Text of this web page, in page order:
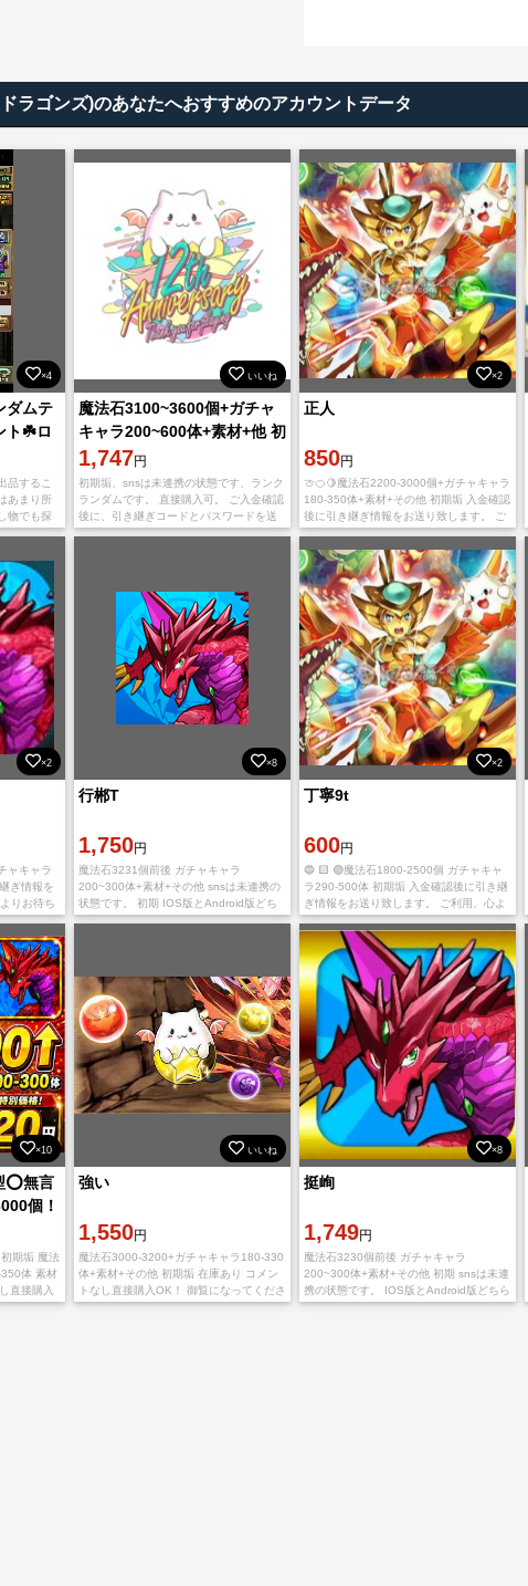
ラゴンズ)のあなたへおすすめのアカウントデータ
×4
ダムテ
ト☘️ロ
品するこ
あまり所
物でも探
！ モンス
いいね
魔法石3100~3600個+ガチャ
キャラ200~600体+素材+他 初
期垢
1,747円
初期垢、snsは未連携の状態です、ランク
ランダムです。 直接購入可。 ご入金確認
後に、引き継ぎコードとパスワードを送
りいたします。 ガチャキャラアカウント
×2
正人
850円
🍈🍊🍋魔法石2200-3000個+ガチャキャラ
180-350体+素材+その他 初期垢 入金確認
後に引き継ぎ情報をお送り致します。 ご
利用、心よりお待ちしております。 多少
誤差がありますので予めご了承のほ
×2
ャキャラ
ぎ情報を
りお待ち
ますので
いいたし
×8
行郴T
1,750円
魔法石3231個前後 ガチャキャラ
200~300体+素材+その他 snsは未連携の
状態です。 初期 IOS版とAndroid版どち
らでも、お引継ぎできます。 直接購入
×2
丁寧9t
600円
🔵 🟨 🟣魔法石1800-2500個 ガチャキャ
ラ290-500体 初期垢 入金確認後に引き継
ぎ情報をお送り致します。 ご利用、心よ
りお待ちしております。 多少誤差があり
ますので予めご了承のほどよろしく
×10
⭕️無言
個！
期垢 魔法
体 素材
直接購入
きありがと
いいね
強い
1,550円
魔法石3000-3200+ガチャキャラ180-330
体+素材+その他 初期垢 在庫あり コメン
トなし直接購入OK！ 御覧になってくださ
り、きありがとうございます snsは未連
×8
挺峋
1,749円
魔法石3230個前後 ガチャキャラ
200~300体+素材+その他 初期 snsは未連
携の状態です。 IOS版とAndroid版どちら
でも、お引継ぎできます。 直接購入可！